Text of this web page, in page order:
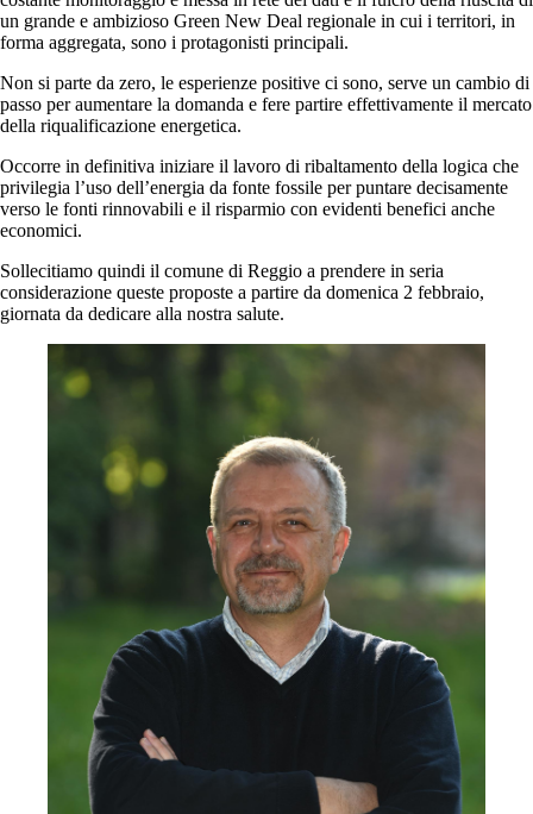
un grande e ambizioso Green New Deal regionale in cui i territori, in
forma aggregata, sono i protagonisti principali.
Non si parte da zero, le esperienze positive ci sono, serve un cambio di
passo per aumentare la domanda e fere partire effettivamente il mercato
della riqualificazione energetica.
Occorre in definitiva iniziare il lavoro di ribaltamento della logica che
privilegia l’uso dell’energia da fonte fossile per puntare decisamente
verso le fonti rinnovabili e il risparmio con evidenti benefici anche
economici.
Sollecitiamo quindi il comune di Reggio a prendere in seria
considerazione queste proposte a partire da domenica 2 febbraio,
giornata da dedicare alla nostra salute.